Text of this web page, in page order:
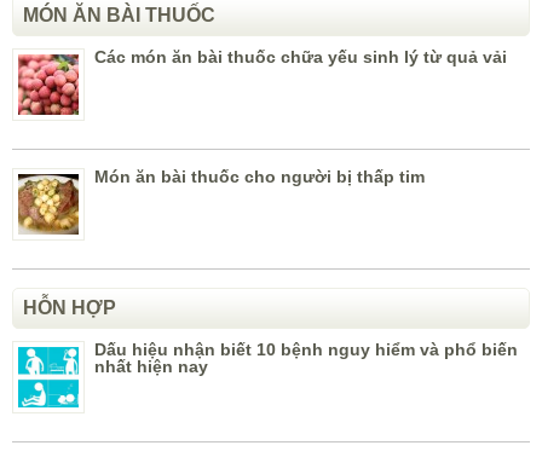
MÓN ĂN BÀI THUỐC
Các món ăn bài thuốc chữa yếu sinh lý từ quả vải
Món ăn bài thuốc cho người bị thấp tim
HỖN HỢP
Dấu hiệu nhận biết 10 bệnh nguy hiểm và phổ biến
nhất hiện nay